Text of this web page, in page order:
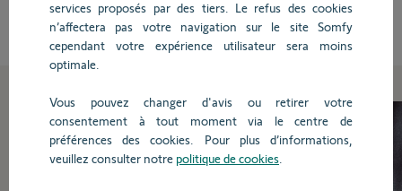
J'en profite
services proposés par des tiers. Le refus des cookies
n’affectera pas votre navigation sur le site Somfy
cependant votre expérience utilisateur sera moins
optimale.
Vous pouvez changer d'avis ou retirer votre
consentement à tout moment via le centre de
préférences des cookies. Pour plus d’informations,
veuillez consulter notre politique de cookies